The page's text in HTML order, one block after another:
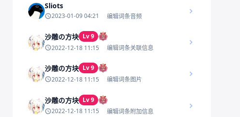
Sliots
2023-01-09 04:21 编辑词条音频
沙雕の方块 Lv 9
2022-12-18 11:15
编辑词条关联信息
沙雕の方块 Lv 9
2022-12-18 11:15
编辑词条图片
沙雕の方块 Lv 9
2022-12-18 11:15
编辑词条附加信息